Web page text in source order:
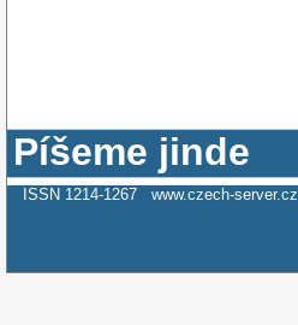
Píšeme jinde
ISSN 1214-1267 www.czech-server.cz